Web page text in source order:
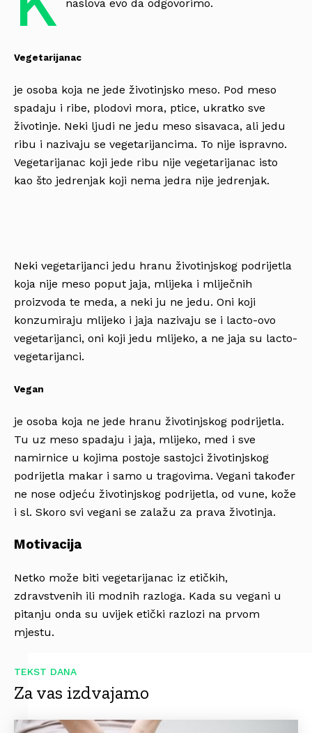
naslova evo da odgovorimo.
Vegetarijanac
je osoba koja ne jede životinjsko meso. Pod meso
spadaju i ribe, plodovi mora, ptice, ukratko sve
životinje. Neki ljudi ne jedu meso sisavaca, ali jedu
ribu i nazivaju se vegetarijancima. To nije ispravno.
Vegetarijanac koji jede ribu nije vegetarijanac isto
kao što jedrenjak koji nema jedra nije jedrenjak.
Neki vegetarijanci jedu hranu životinjskog podrijetla
koja nije meso poput jaja, mlijeka i mliječnih
proizvoda te meda, a neki ju ne jedu. Oni koji
konzumiraju mlijeko i jaja nazivaju se i lacto-ovo
vegetarijanci, oni koji jedu mlijeko, a ne jaja su lacto-
vegetarijanci.
Vegan
je osoba koja ne jede hranu životinjskog podrijetla.
Tu uz meso spadaju i jaja, mlijeko, med i sve
namirnice u kojima postoje sastojci životinjskog
podrijetla makar i samo u tragovima. Vegani također
ne nose odjeću životinjskog podrijetla, od vune, kože
i sl. Skoro svi vegani se zalažu za prava životinja.
Motivacija
Netko može biti vegetarijanac iz etičkih,
zdravstvenih ili modnih razloga. Kada su vegani u
pitanju onda su uvijek etički razlozi na prvom
mjestu.
TEKST DANA
Za vas izdvajamo